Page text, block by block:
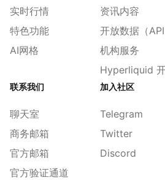
实时行情
特色功能
AI网格
资讯内容
开放数据（API
机构服务
Hyperliquid
联系我们
聊天室
商务邮箱
官方邮箱
官方验证通道
加入社区
Telegram
Twitter
Discord